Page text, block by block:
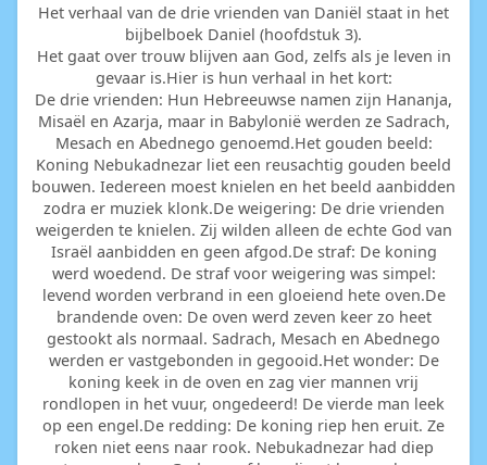
Het verhaal van de drie vrienden van Daniël staat in het
bijbelboek Daniel (hoofdstuk 3).
Het gaat over trouw blijven aan God, zelfs als je leven in
gevaar is.Hier is hun verhaal in het kort:
De drie vrienden: Hun Hebreeuwse namen zijn Hananja,
Misaël en Azarja, maar in Babylonië werden ze Sadrach,
Mesach en Abednego genoemd.Het gouden beeld:
Koning Nebukadnezar liet een reusachtig gouden beeld
bouwen. Iedereen moest knielen en het beeld aanbidden
zodra er muziek klonk.De weigering: De drie vrienden
weigerden te knielen. Zij wilden alleen de echte God van
Israël aanbidden en geen afgod.De straf: De koning
werd woedend. De straf voor weigering was simpel:
levend worden verbrand in een gloeiend hete oven.De
brandende oven: De oven werd zeven keer zo heet
gestookt als normaal. Sadrach, Mesach en Abednego
werden er vastgebonden in gegooid.Het wonder: De
koning keek in de oven en zag vier mannen vrij
rondlopen in het vuur, ongedeerd! De vierde man leek
op een engel.De redding: De koning riep hen eruit. Ze
roken niet eens naar rook. Nebukadnezar had diep